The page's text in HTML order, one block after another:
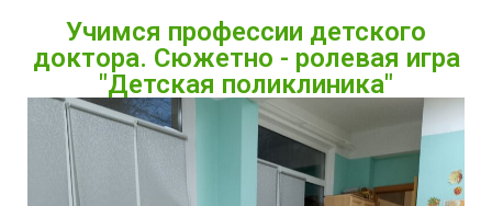
Учимся профессии детского
доктора. Сюжетно - ролевая игра
"Детская поликлиника"